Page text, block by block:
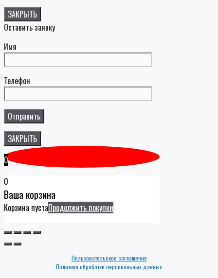
ЗАКРЫТЬ
Оставить заявку
Имя
Телефон
ЗАКРЫТЬ
0
0
Ваша корзина
Корзина пустаПродолжить покупки
Пользовательское соглашение
Политика обработки персональных данных